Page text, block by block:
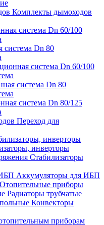
Комплекты дымоходов
Dn 60/100
Dn 80
Dn 60/100
Dn 80
Dn 80/125
Переход для
инверторы
Стабилизаторы
Аккумуляторы для ИБП
Отопительные приборы
Радиаторы трубчатые
Конвекторы